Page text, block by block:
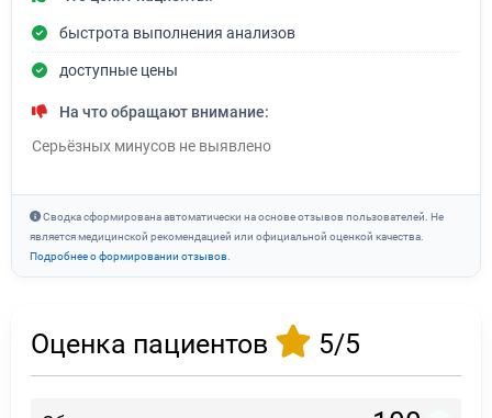
быстрота выполнения анализов
доступные цены
На что обращают внимание:
Серьёзных минусов не выявлено
Сводка сформирована автоматически на основе отзывов пользователей. Не
является медицинской рекомендацией или официальной оценкой качества.
Подробнее о формировании отзывов
Оценка пациентов 5/5